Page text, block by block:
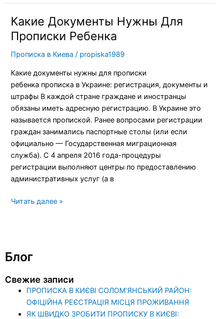
Какие Документы Нужны Для
Прописки Ребенка
Прописка в Киева / propiska1989
Какие документы нужны для прописки
ребенка прописка в Украине: регистрация, документы и
штрафы В каждой стране граждане и иностранцы
обязаны иметь адресную регистрацию. В Украине это
называется пропиской. Ранее вопросами регистрации
граждан занимались паспортные столы (или если
официально — Государственная миграционная
служба). С 4 апреля 2016 года-процедуры
регистрации выполняют центры по предоставлению
административных услуг (а в
Какие
Документы
Нужны
Для
Ребенка
Читать далее »
Блог
Свежие записи
ПРОПИСКА В КИЄВІ СОЛОМ’ЯНСЬКИЙ РАЙОН:
ОФІЦІЙНА РЕЄСТРАЦІЯ МІСЦЯ ПРОЖИВАННЯ
ЯК ШВИДКО ЗРОБИТИ ПРОПИСКУ В КИЄВІ: